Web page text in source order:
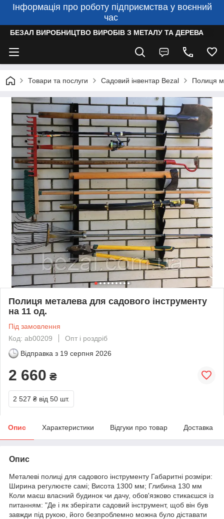
Інформація про роботу підприємства у воєнний
час
БЕЗАЛ ВИРОБНИЦТВО ВИРОБІВ З МЕТАЛУ ТА ДЕРЕВА
Товари та послуги Садовий інвентар Bezal Полиця
Полиця металева для садового інструменту
на 11 од.
Під замовлення
Код: ab00209
Опт і роздріб
Відправка з 19 серпня 2026
2 660 ₴
2 527 ₴ від 50 шт.
Опис Характеристики Відгуки про товар Доставка
Опис
Металеві полиці для садового інструменту Габаритні розміри:
Ширина регулюєте самі; Висота 1300 мм; Глибина 130 мм
Коли маєш власний будинок чи дачу, обов'язково стикаєшся із
питанням: "Де і як зберігати садовий інструмент, щоб він був
завжди під рукою, його безпроблемно можна було діставати